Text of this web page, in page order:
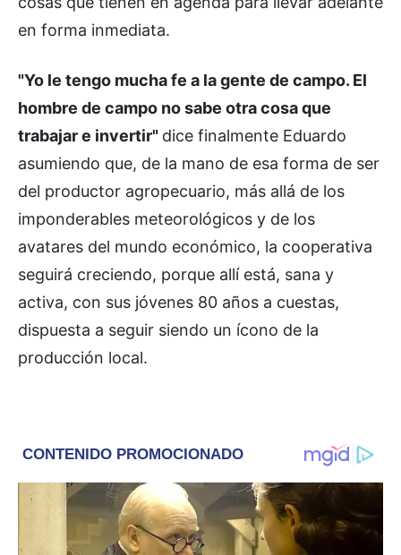
en forma inmediata.
"Yo le tengo mucha fe a la gente de campo. El
hombre de campo no sabe otra cosa que
trabajar e invertir" dice finalmente Eduardo
asumiendo que, de la mano de esa forma de ser
del productor agropecuario, más allá de los
imponderables meteorológicos y de los
avatares del mundo económico, la cooperativa
seguirá creciendo, porque allí está, sana y
activa, con sus jóvenes 80 años a cuestas,
dispuesta a seguir siendo un ícono de la
producción local.